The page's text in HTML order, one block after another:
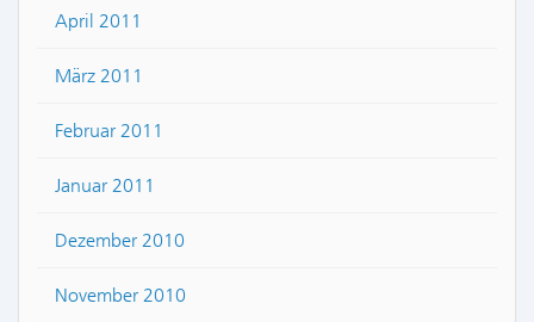
April 2011
März 2011
Februar 2011
Januar 2011
Dezember 2010
November 2010